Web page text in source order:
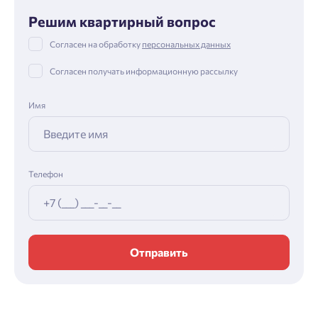
Решим квартирный вопрос
Согласен на обработку персональных данных
Согласен получать информационную рассылку
Имя
Телефон
Отправить